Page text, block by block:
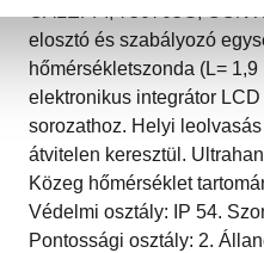
CALEFFI, 750705G,
elosztó és szabályozó
hőmérsékletszonda (L=
elektronikus integrátor
sorozathoz. Helyi
átvitelen keresztül.
Közeg hőmérséklet
Védelmi osztály: IP 54.
Pontossági osztály: 2.